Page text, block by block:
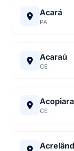
Acará
PA
Acaraú
CE
Acopiara
CE